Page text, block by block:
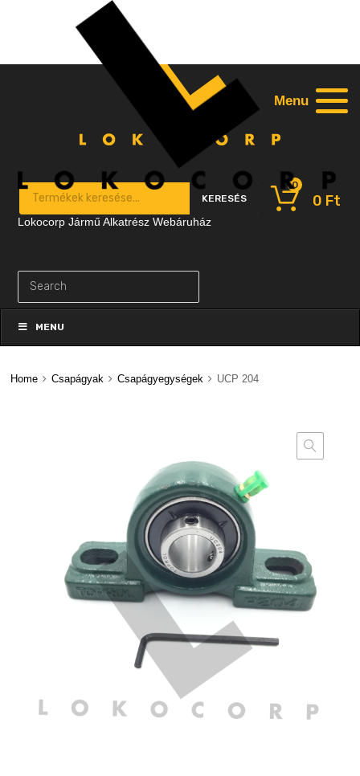
Products search
KERESÉS 0 Ft
0
to
contentMENU
Home Csapágyak Csapágyegységek UCP 204
Lokocorp Jármű Alkatrész Webáruház
Menu